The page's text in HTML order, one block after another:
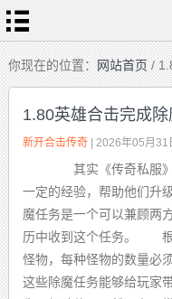
首
页
今
日
新
开
传
奇
网
站
热
血
传
奇
私
服
传
奇
sf
发
布
站
新
开
合
击
传
奇
你现在的位置：网站首页/
1.80英雄合击完成
新开合击传奇| 2026年05月31
其实《传奇私服》
一定的经验，帮助他们升
魔任务是一个可以兼顾两
历中收到这个任务。 根
怪物，每种怪物的数量必
这些除魔任务能够给玩家